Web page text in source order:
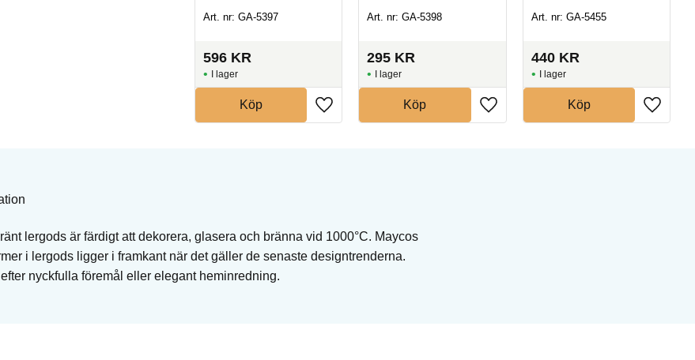
Art. nr: GA-5397
596 KR
I lager
Köp
Art. nr: GA-5398
295 KR
I lager
Köp
Art. nr: GA-5455
440 KR
I lager
Köp
lergods är färdigt att dekorera, glasera och bränna vid 1000°C. Maycos
i lergods ligger i framkant när det gäller de senaste designtrenderna.
nyckfulla föremål eller elegant heminredning.